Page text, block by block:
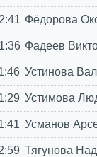
Фёдорова
Фадеев
Устинова
Устимова
Усманов
Тягунова